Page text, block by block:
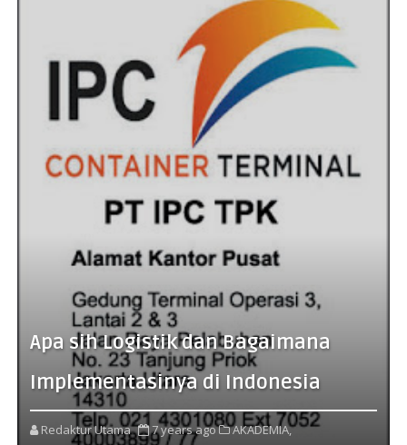
Apa sih Logistik dan Bagaimana
Implementasinya di Indonesia
Redaktur Utama 7 years ago
AKADEMIA,